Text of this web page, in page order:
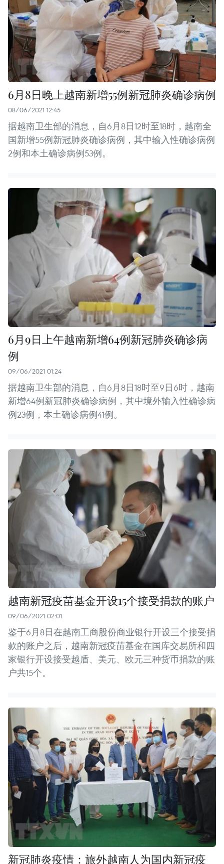
6月8日晚上越南新增55例新冠肺炎确诊病例
08/06/2021 12:45
据越南卫生部的消息，自6月8日12时至18时，越南全
国新增55例新冠肺炎确诊病例，其中输入性确诊病例
2例和本土确诊病例53例。
6月9日上午越南新增64例新冠肺炎确诊病
例
09/06/2021 01:24
据越南卫生部的消息，自6月8日18时至9日6时，越南
新增64例新冠肺炎确诊病例，其中境外输入性确诊病
例23例，本土确诊病例41例。
越南新冠疫苗基金开设15个接受捐款的账户
09/06/2021 02:01
鉴于6月8日在越南工商股份商业银行开设三个接受捐
款的账户之后，越南新冠疫苗基金在国库交易所和四
家银行开设接受越盾、美元、欧元三种货币捐款的账
户共15个。
新冠肺炎疫情：旅外越南人为国内新冠疫